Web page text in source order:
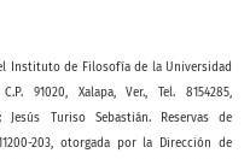
Instituto de Filosofía de la Universidad
91020, Xalapa, Ver., Tel. 8154285,
Jesús Turiso Sebastián. Reservas de
203, otorgada por la Dirección de